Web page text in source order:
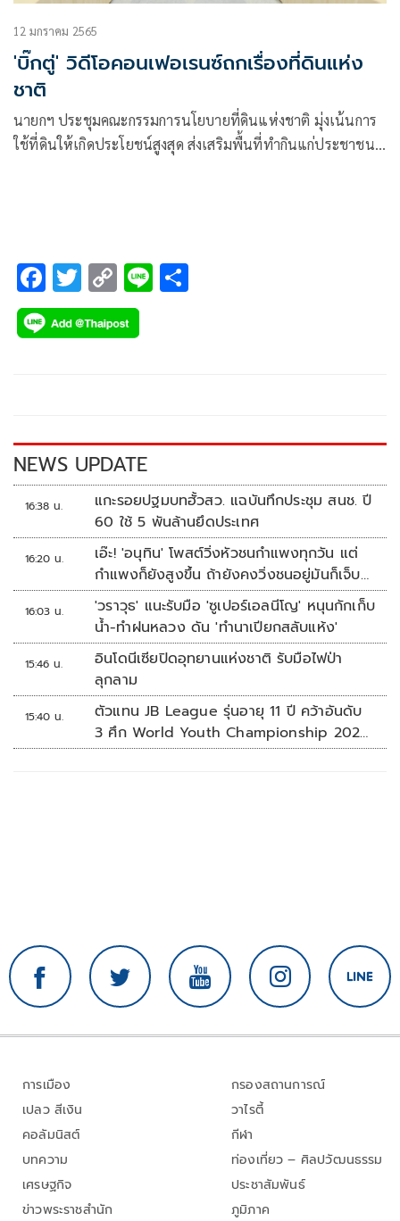
12 มกราคม 2565
'บิ๊กตู่' วิดีโอคอนเฟอเรนซ์ถกเรื่องที่ดินแห่ง
ชาติ
นายกฯ ประชุมคณะกรรมการนโยบายที่ดินแห่งชาติ มุ่งเน้นการ
ใช้ที่ดินให้เกิดประโยชน์สูงสุด ส่งเสริมพื้นที่ทำกินแก่ประชาชน
F
ac
e
k
T
wi
tt
C
o
p
k
Li
NEWS UPDATE
16:38 น.
แกะรอยปฐมบทฮั้วสว. แฉบันทึกประชุม สนช. ปี
60 ใช้ 5 พันล้านยึดประเทศ
16:20 น.
เอ๊ะ! 'อนุทิน' โพสต์วิ่งหัวชนกำแพงทุกวัน แต่
กำแพงก็ยังสูงขึ้น ถ้ายังคงวิ่งชนอยู่มันก็เจ็บ
หัวอีก
16:03 น.
'วราวุธ' แนะรับมือ 'ซูเปอร์เอลนีโญ' หนุนกักเก็บ
น้ำ-ทำฝนหลวง ดัน 'ทำนาเปียกสลับแห้ง'
15:46 น.
อินโดนีเซียปิดอุทยานแห่งชาติ รับมือไฟป่า
ลุกลาม
15:40 น.
ตัวแทน JB League รุ่นอายุ 11 ปี คว้าอันดับ
3 ศึก World Youth Championship 2026
ที่สิงคโปร์
การเมือง
เปลว สีเงิน
คอลัมนิสต์
บทความ
เศรษฐกิจ
ข่าวพระราชสำนัก
กรองสถานการณ์
วาไรตี้
กีฬา
ท่องเที่ยว – ศิลปวัฒนธรรม
ประชาสัมพันธ์
ภูมิภาค